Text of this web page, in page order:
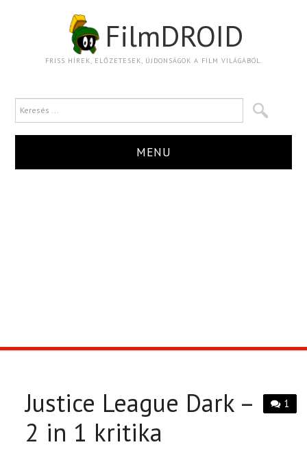
FilmDROID
FRISS HÍREK, ELŐZETESEK, ÚJDONSÁGOK A FILM VILÁGÁBÓL.
MENU
1
Justice League Dark –
2 in 1 kritika